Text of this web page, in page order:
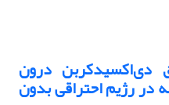
دی‌اکسیدکربن درون
در رژیم احتراقی بدون